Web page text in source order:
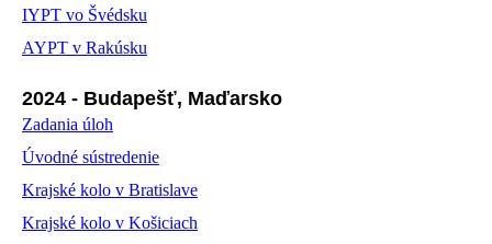
IYPT vo Švédsku
AYPT v Rakúsku
2024 - Budapešť, Maďarsko
Zadania úloh
Úvodné sústredenie
Krajské kolo v Bratislave
Krajské kolo v Košiciach